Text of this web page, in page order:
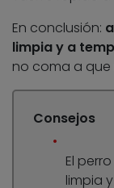
En conclusión:
limpia y a
no coma a
Consejos
El
limpia